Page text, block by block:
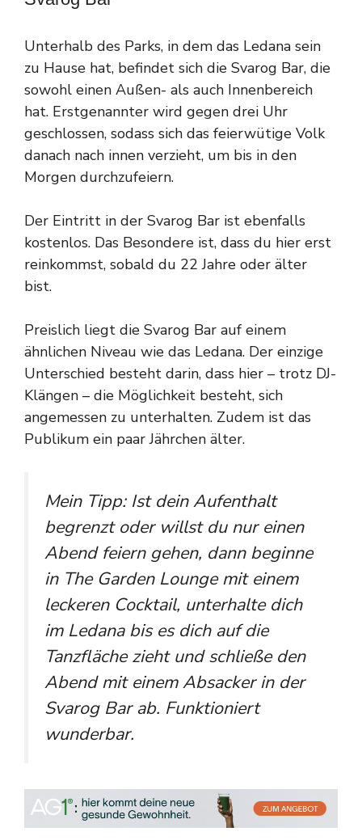
Unterhalb des Parks, in dem das Ledana sein
zu Hause hat, befindet sich die Svarog Bar, die
sowohl einen Außen- als auch Innenbereich
hat. Erstgenannter wird gegen drei Uhr
geschlossen, sodass sich das feierwütige Volk
danach nach innen verzieht, um bis in den
Morgen durchzufeiern.
Der Eintritt in der Svarog Bar ist ebenfalls
kostenlos. Das Besondere ist, dass du hier erst
reinkommst, sobald du 22 Jahre oder älter
bist.
Preislich liegt die Svarog Bar auf einem
ähnlichen Niveau wie das Ledana. Der einzige
Unterschied besteht darin, dass hier – trotz DJ-
Klängen – die Möglichkeit besteht, sich
angemessen zu unterhalten. Zudem ist das
Publikum ein paar Jährchen älter.
Mein Tipp: Ist dein Aufenthalt
begrenzt oder willst du nur einen
Abend feiern gehen, dann beginne
in The Garden Lounge mit einem
leckeren Cocktail, unterhalte dich
im Ledana bis es dich auf die
Tanzfläche zieht und schließe den
Abend mit einem Absacker in der
Svarog Bar ab. Funktioniert
wunderbar.